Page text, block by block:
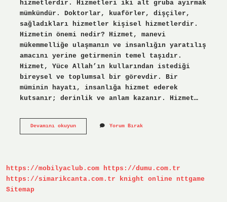
hizmetlerdir. Hizmetleri iki alt gruba ayırmak
mümkündür. Doktorlar, kuaförler, dişçiler,
sağladıkları hizmetler kişisel hizmetlerdir.
Hizmetin önemi nedir? Hizmet, manevi
mükemmelliğe ulaşmanın ve insanlığın yaratılış
amacını yerine getirmenin temel taşıdır.
Hizmet, Yüce Allah’ın kullarından istediği
bireysel ve toplumsal bir görevdir. Bir
müminin hayatı, insanlığa hizmet ederek
kutsanır; derinlik ve anlam kazanır. Hizmet…
Devamını okuyunHizmet
Yorum Bırak
https://mobilyaclub.com https://dumu.com.tr
https://simarikcanta.com.tr
knight online
nttgame
Sitemap